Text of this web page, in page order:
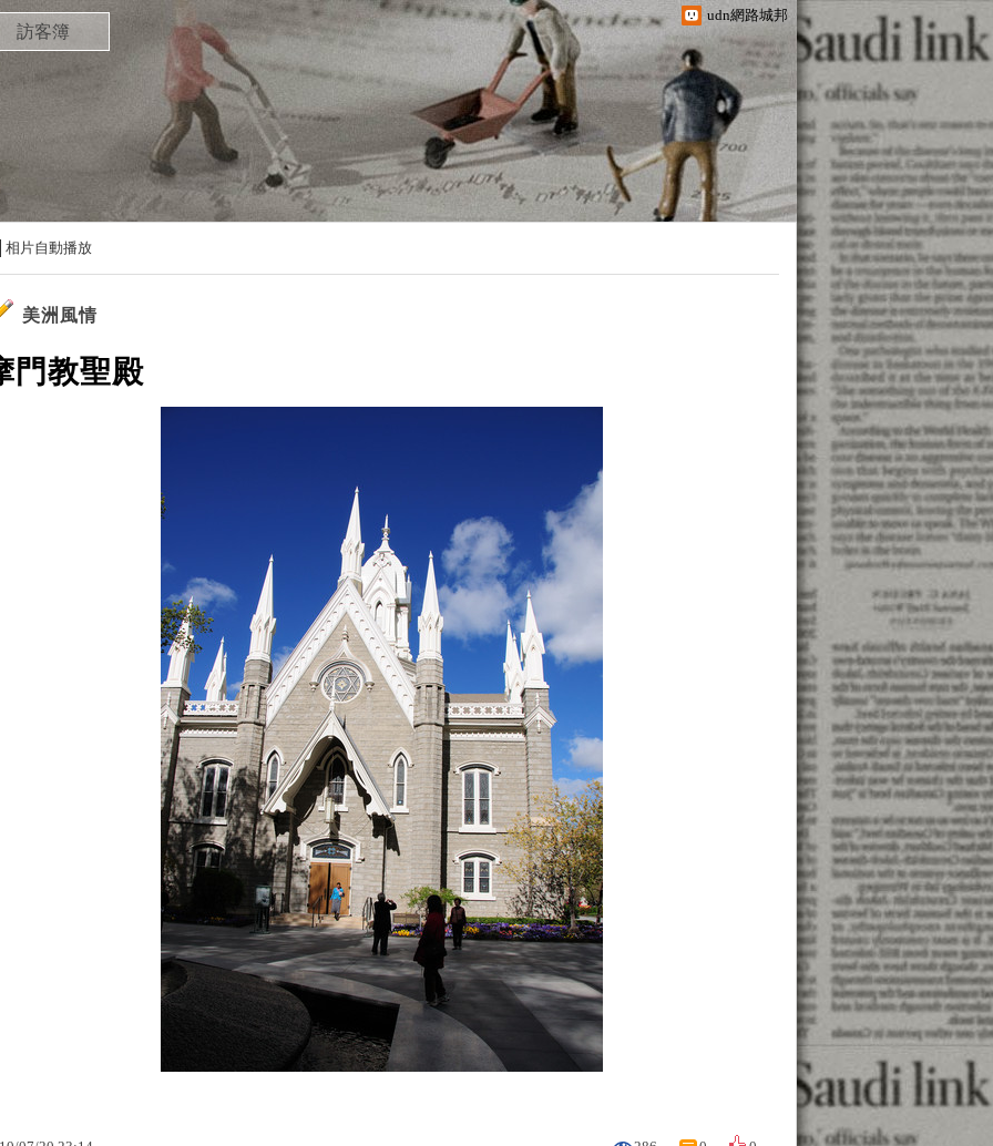
udn網路城邦
訪客簿
相片自動播放
美洲風情
門教聖殿